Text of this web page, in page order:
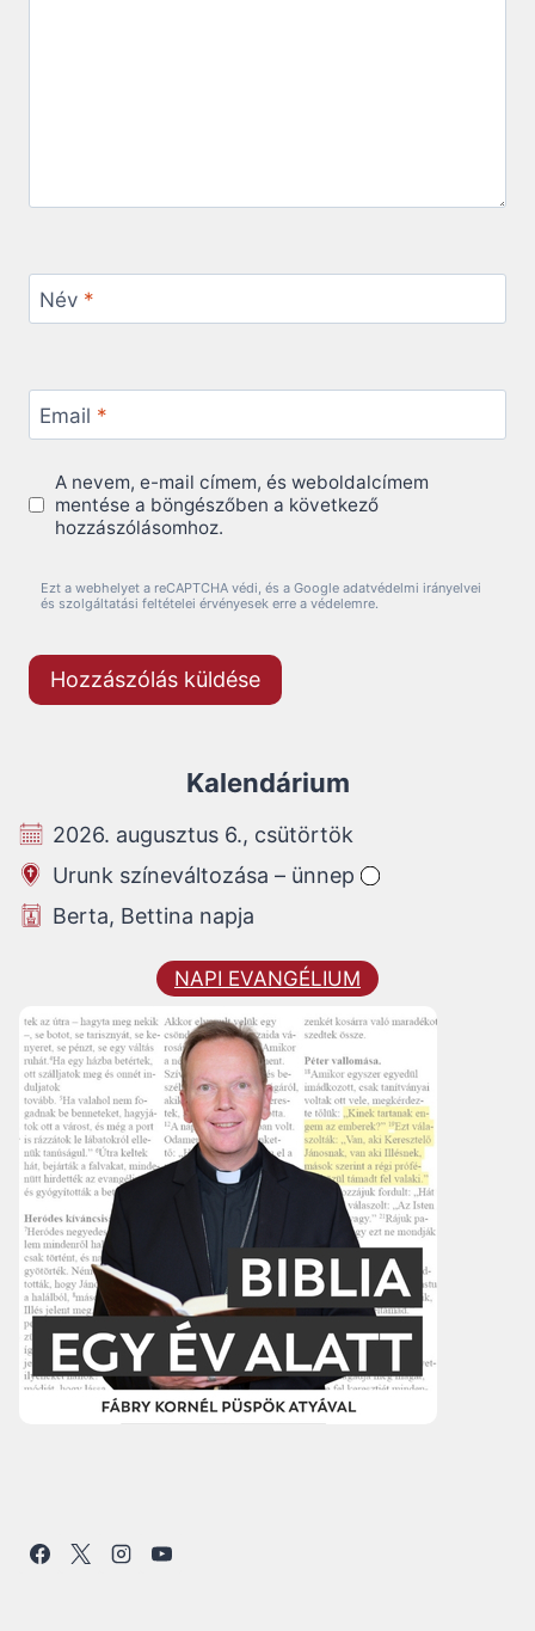
Név *
Email *
A nevem, e-mail címem, és weboldalcímem
mentése a böngészőben a következő
hozzászólásomhoz.
Ezt a webhelyet a reCAPTCHA védi, és a Google adatvédelmi irányelvei
és szolgáltatási feltételei érvényesek erre a védelemre.
Kalendárium
2026. augusztus 6., csütörtök
Urunk színeváltozása – ünnep
Berta, Bettina napja
NAPI EVANGÉLIUM